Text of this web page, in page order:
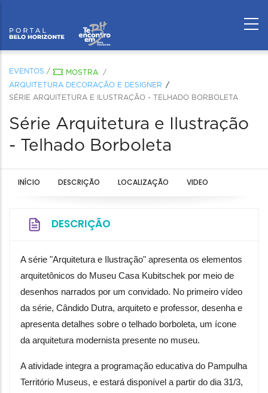
EVENTOS / MOSTRA
/
ARQUITETURA DECORAÇÃO E DESIGNER
SÉRIE ARQUITETURA E ILUSTRAÇÃO - TELHADO BORBOLETA
Série Arquitetura e Ilustração
- Telhado Borboleta
INÍCIO DESCRIÇÃO LOCALIZAÇÃO VIDEO
DESCRIÇÃO
A série "Arquitetura e Ilustração" apresenta os elementos
arquitetônicos do Museu Casa Kubitschek por meio de
desenhos narrados por um convidado. No primeiro vídeo
da série, Cândido Dutra, arquiteto e professor, desenha e
apresenta detalhes sobre o telhado borboleta, um ícone
da arquitetura modernista presente no museu.
A atividade integra a programação educativa do Pampulha
Território Museus, e estará disponível a partir do dia 31/3,